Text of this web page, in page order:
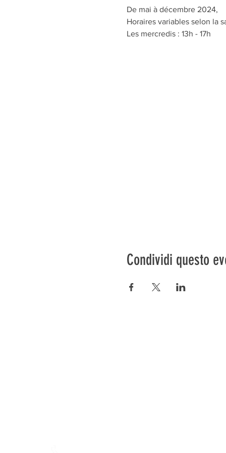
De mai à décembre 2024,
Horaires variables selon la
Les mercredis : 13h - 17h
Condividi questo